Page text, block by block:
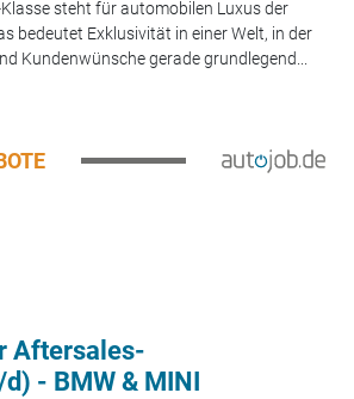
Klasse steht für automobilen Luxus der
bedeutet Exklusivität in einer Welt, in der
Kundenwünsche gerade grundlegend...
Aftersales-
- BMW & MINI